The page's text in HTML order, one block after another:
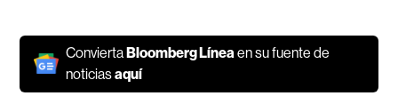
ConviertaBloomberg Línea en su fuente de
noticiasaquí